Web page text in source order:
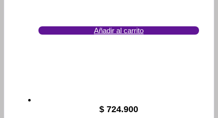
Añadir al carrito
$ 724.900